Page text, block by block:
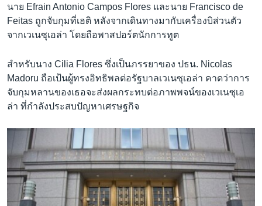
นาย Efrain Antonio Campos Flores และนาย Francisco de
Feitas ถูกจับกุมที่เฮติ หลังจากเดินทางมากับเครื่องบิส่วนตัว
จากเวเนซุเอล่า โดยถือพาสปอร์ตนักการทูต
สำหรับนาง Cilia Flores ซึ่งเป็นภรรยาของ ปธน. Nicolas
Madoru ถือเป้นผู้ทรงอิทธิพลต่อรัฐบาลเวเนซุเอล่า คาดว่าการ
จับกุมหลานของเธอจะส่งผลกระทบต่อภาพพจน์ของเวเนซุเอ
ล่า ที่กำลังประสบปัญหาเศรษฐกิจ